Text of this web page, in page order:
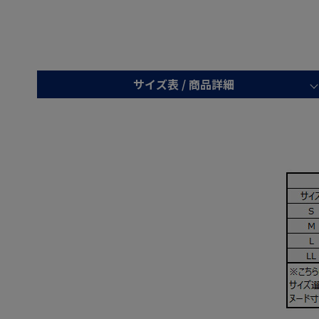
サイズ表 / 商品詳細